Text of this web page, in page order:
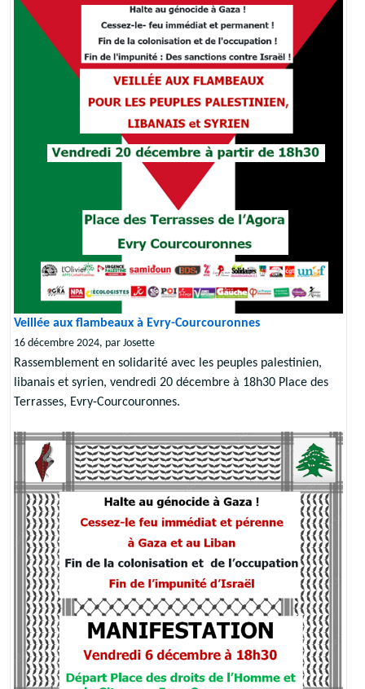
Veillée aux flambeaux à Evry-Courcouronnes
16 décembre 2024, par Josette
Rassemblement en solidarité avec les peuples palestinien,
libanais et syrien, vendredi 20 décembre à 18h30 Place des
Terrasses, Evry-Courcouronnes.